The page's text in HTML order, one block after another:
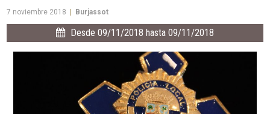
7 noviembre 2018 Burjassot
Desde 09/11/2018 hasta 09/11/2018